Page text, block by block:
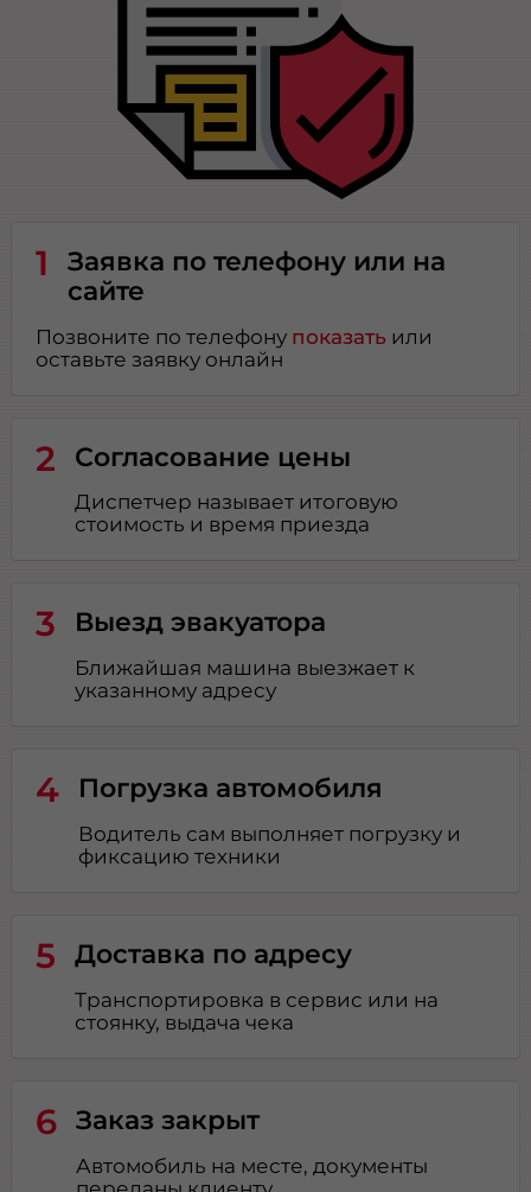
1
Заявка по телефону или на
сайте
Позвоните по телефону показать или
оставьте заявку онлайн
2 Согласование цены
Диспетчер называет итоговую
стоимость и время приезда
3 Выезд эвакуатора
Ближайшая машина выезжает к
указанному адресу
4 Погрузка автомобиля
Водитель сам выполняет погрузку и
фиксацию техники
5 Доставка по адресу
Транспортировка в сервис или на
стоянку, выдача чека
6 Заказ закрыт
Автомобиль на месте, документы